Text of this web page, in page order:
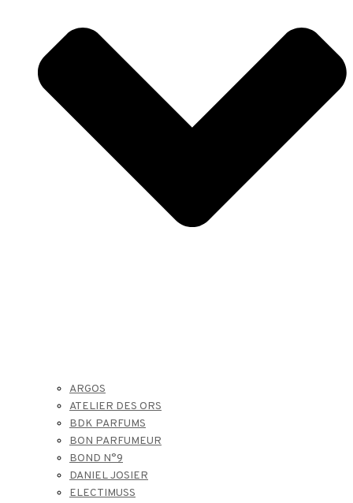
ARGOS
ATELIER DES ORS
BDK PARFUMS
BON PARFUMEUR
BOND N°9
DANIEL JOSIER
ELECTIMUSS